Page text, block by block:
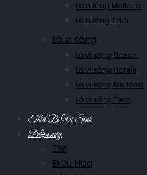
Lò nướng Malloca
Lò nướng Teka
Lò vi sóng
Lò vi sóng Bosch
Lò vi sóng Hafele
Lò vi sóng Malloca
Lò vi sóng Teka
Thiết Bị Vệ Sinh
Điện máy
Tivi
Điều Hòa